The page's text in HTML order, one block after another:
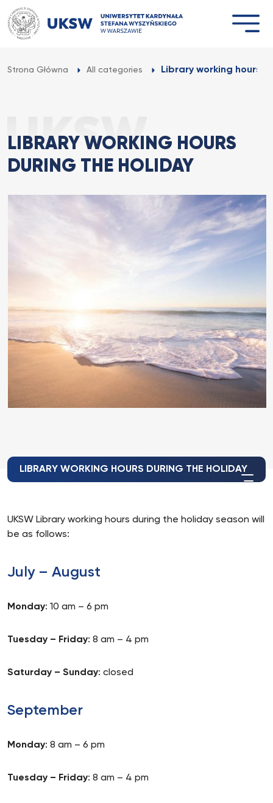
Przejdź
do
treści
Strona Główna All categories Library working hours
LIBRARY WORKING HOURS
DURING THE HOLIDAY
LIBRARY WORKING HOURS DURING THE HOLIDAY
UKSW Library working hours during the holiday season will
be as follows:
July – August
Monday: 10 am – 6 pm
Tuesday – Friday: 8 am – 4 pm
Saturday – Sunday: closed
September
Monday: 8 am – 6 pm
Tuesday – Friday: 8 am – 4 pm